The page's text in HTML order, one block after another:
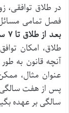
در طلاق توافقی،
فصل تمامی
بعد از طلاق تا ۷ سالگی
طلاق، امکان
آنچه قانون به
عنوان مثال،
سالگی بر عهده